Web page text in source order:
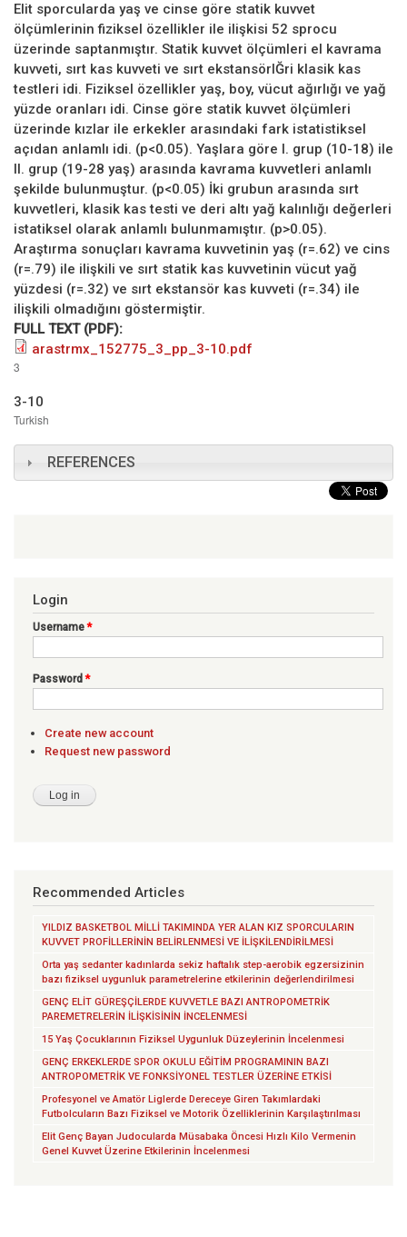
Elit sporcularda yaş ve cinse göre statik kuvvet
ölçümlerinin fiziksel özellikler ile ilişkisi 52 sprocu
üzerinde saptanmıştır. Statik kuvvet ölçümleri el kavrama
kuvveti, sırt kas kuvveti ve sırt ekstansörlĞri klasik kas
testleri idi. Fiziksel özellikler yaş, boy, vücut ağırlığı ve yağ
yüzde oranları idi. Cinse göre statik kuvvet ölçümleri
üzerinde kızlar ile erkekler arasındaki fark istatistiksel
açıdan anlamlı idi. (p<0.05). Yaşlara göre I. grup (10-18) ile
II. grup (19-28 yaş) arasında kavrama kuvvetleri anlamlı
şekilde bulunmuştur. (p<0.05) İki grubun arasında sırt
kuvvetleri, klasik kas testi ve deri altı yağ kalınlığı değerleri
istatiksel olarak anlamlı bulunmamıştır. (p>0.05).
Araştırma sonuçları kavrama kuvvetinin yaş (r=.62) ve cins
(r=.79) ile ilişkili ve sırt statik kas kuvvetinin vücut yağ
yüzdesi (r=.32) ve sırt ekstansör kas kuvveti (r=.34) ile
ilişkili olmadığını göstermiştir.
FULL TEXT (PDF):
arastrmx_152775_3_pp_3-10.pdf
3
3-10
Turkish
REFERENCES
Login
Username*
Password*
Create new account
Request new password
Recommended Articles
YILDIZ BASKETBOL MİLLİ TAKIMINDA YER ALAN KIZ SPORCULARIN
KUVVET PROFİLLERİNİN BELİRLENMESİ VE İLİŞKİLENDİRİLMESİ
Orta yaş sedanter kadınlarda sekiz haftalık step-aerobik egzersizinin
bazı fiziksel uygunluk parametrelerine etkilerinin değerlendirilmesi
GENÇ ELİT GÜREŞÇİLERDE KUVVETLE BAZI ANTROPOMETRİK
PAREMETRELERİN İLİŞKİSİNİN İNCELENMESİ
15 Yaş Çocuklarının Fiziksel Uygunluk Düzeylerinin İncelenmesi
GENÇ ERKEKLERDE SPOR OKULU EĞİTİM PROGRAMININ BAZI
ANTROPOMETRİK VE FONKSİYONEL TESTLER ÜZERİNE ETKİSİ
Profesyonel ve Amatör Liglerde Dereceye Giren Takımlardaki
Futbolcuların Bazı Fiziksel ve Motorik Özelliklerinin Karşılaştırılması
Elit Genç Bayan Judocularda Müsabaka Öncesi Hızlı Kilo Vermenin
Genel Kuvvet Üzerine Etkilerinin İncelenmesi